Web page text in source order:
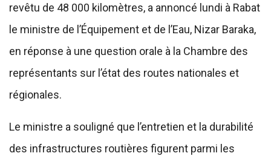
revêtu de 48 000 kilomètres, a annoncé lundi à Rabat
le ministre de l’Équipement et de l’Eau, Nizar Baraka,
en réponse à une question orale à la Chambre des
représentants sur l’état des routes nationales et
régionales.
Le ministre a souligné que l’entretien et la durabilité
des infrastructures routières figurent parmi les